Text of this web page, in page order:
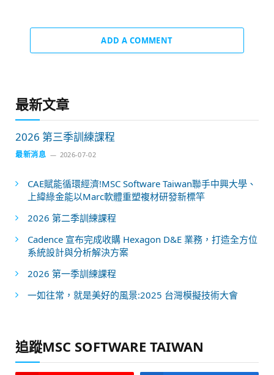
ADD A COMMENT
最新文章
2026 第三季訓練課程
最新消息 2026-07-02
CAE賦能循環經濟!MSC Software Taiwan聯手中興大學、
上緯綠金能以Marc軟體重塑複材研發新標竿
2026 第二季訓練課程
Cadence 宣布完成收購 Hexagon D&E 業務，打造全方位
系統設計與分析解決方案
2026 第一季訓練課程
一如往常，就是美好的風景:2025 台灣模擬技術大會
追蹤MSC SOFTWARE TAIWAN